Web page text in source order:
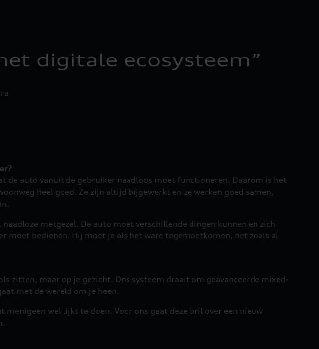
digitale ecosysteem”
de auto vanuit de gebruiker naadloos moet functioneren. Daarom is het
heel goed. Ze zijn altijd bijgewerkt en ze werken goed samen,
metgezel. De auto moet verschillende dingen kunnen en zich
moet bedienen. Hij moet je als het ware tegemoetkomen, net zoals al
zitten, maar op je gezicht. Ons systeem draait om geavanceerde mixed-
met de wereld om je heen.
wel lijkt te doen. Voor ons gaat deze bril over een nieuw